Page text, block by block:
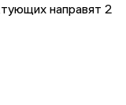
направят 2